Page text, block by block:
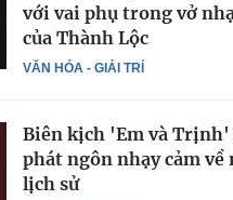
VĂN HÓA - GIẢI TRÍ
với vai phụ trong vở
của Thành Lộc
Biên kịch 'Em và
phát ngôn nhạy cảm về
lịch sử